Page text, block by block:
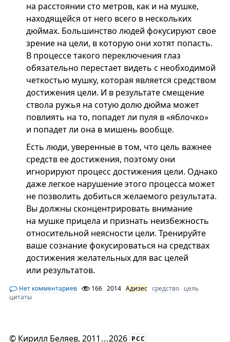
на расстоянии сто метров, как и на мушке,
находящейся от него всего в нескольких
дюймах. Большинство людей фокусируют свое
зрение на цели, в которую они хотят попасть.
В процессе такого переключения глаз
обязательно перестает видеть с необходимой
четкостью мушку, которая является средством
достижения цели. И в результате смещение
ствола ружья на сотую долю дюйма может
повлиять на то, попадет ли пуля в «яблочко»
и попадет ли она в мишень вообще.
Есть люди, уверенные в том, что цель важнее
средств ее достижения, поэтому они
игнорируют процесс достижения цели. Однако
даже легкое нарушение этого процесса может
не позволить добиться желаемого результата.
Вы должны сконцентрировать внимание
на мушке прицела и признать неизбежность
относительной неясности цели. Тренируйте
ваше сознание фокусироваться на средствах
достижения желательных для вас целей
или результатов.
Нет комментариев 166 2014 Адизес средство цель
цитаты
© Кирилл Беляев, 2011 ...2026 РСС